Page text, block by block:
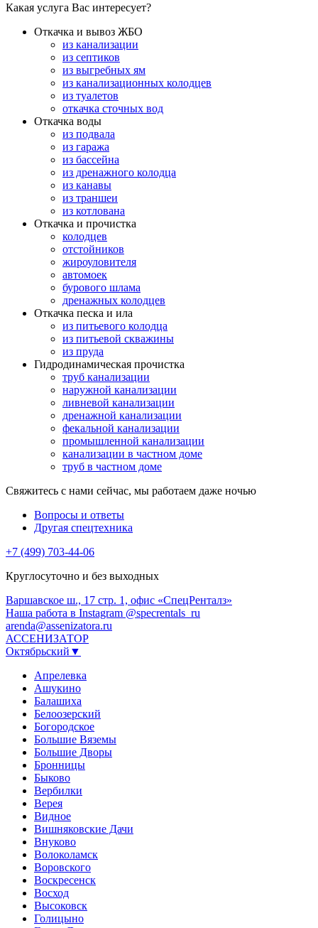
Какая услуга Вас интересует?
Откачка и вывоз ЖБО
из канализации
из септиков
из выгребных ям
из канализационных колодцев
из туалетов
откачка сточных вод
Откачка воды
из подвала
из гаража
из бассейна
из дренажного колодца
из канавы
из траншеи
из котлована
Откачка и прочистка
колодцев
отстойников
жироуловителя
автомоек
бурового шлама
дренажных колодцев
Откачка песка и ила
из питьевого колодца
из питьевой скважины
из пруда
Гидродинамическая прочистка
труб канализации
наружной канализации
ливневой канализации
дренажной канализации
фекальной канализации
промышленной канализации
канализации в частном доме
труб в частном доме
Свяжитесь с нами сейчас, мы работаем даже ночью
Вопросы и ответы
Другая спецтехника
+7 (499) 703-44-06
Круглосуточно и без выходных
Варшавское ш., 17 стр. 1, офис «СпецРенталз»
Наша работа в Instagram @specrentals_ru
arenda@assenizatora.ru
АССЕНИЗАТОР
Октябрьский▼
Апрелевка
Ашукино
Балашиха
Белоозерский
Богородское
Большие Вяземы
Большие Дворы
Бронницы
Быково
Вербилки
Верея
Видное
Вишняковские Дачи
Внуково
Волоколамск
Воровского
Воскресенск
Восход
Высоковск
Голицыно